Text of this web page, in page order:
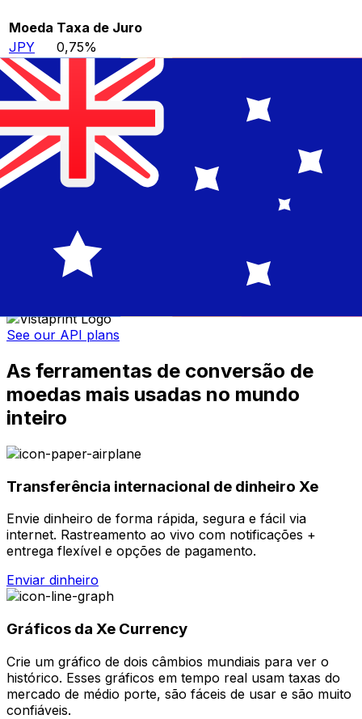
Moeda Taxa de Juro
JPY
0,75%
CHF
EUR
4,25%
USD
3,75%
CAD
2,25%
AUD
3,60%
NZD
GBP
3,75%
Informando taxas para mais de 300 empresas em todo o
See our API plans
As ferramentas de conversão de
moedas mais usadas no mundo
inteiro
Transferência internacional de dinheiro Xe
Envie dinheiro de forma rápida, segura e fácil via
internet. Rastreamento ao vivo com notificações +
entrega flexível e opções de pagamento.
Enviar dinheiro
Gráficos da Xe Currency
Crie um gráfico de dois câmbios mundiais para ver o
histórico. Esses gráficos em tempo real usam taxas do
mercado de médio porte, são fáceis de usar e são muito
confiáveis.